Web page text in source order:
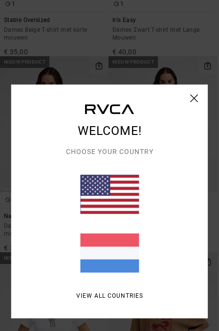
1
Stable Oversized
Dames Beige T-shirt met korte
mouwen
€ 35,00
1
Iris Easy
Dames Zwart T-shirt met Lange
Mouwen
€ 40,00
NIEUW PRODUCT
Nature Calling Easy
Dames Wit T-shirt met korte
mouwen
€ 35,00
NIEUW PRODUCT
1
Sanctum Baby
Mouwen
€ 35,00
NIEUW PRODUCT
WELCOME!
CHOOSE YOUR COUNTRY
VIEW ALL COUNTRIES